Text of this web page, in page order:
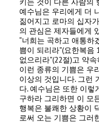
예수님은 우리에게 더
짊어지고 로마의 십자
의 관심은 제자들에게
“너희는 곡하고 애통하
쁨이 되리라”(요한복음
없으리라”(22절)고 약
이런 종류의 기쁨은 우
이상의 것입니다. 그런
다. 예수님은 또한 이렇
구하라 그리하면 이 모
행복은 불쾌한 상황이
로써 오는 기쁨은 그러